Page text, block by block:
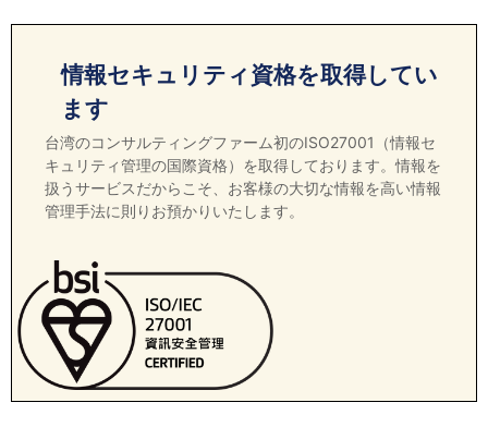
情報セキュリティ資格を取得してい
ます
台湾のコンサルティングファーム初のISO27001（情報セ
キュリティ管理の国際資格）を取得しております。情報を
扱うサービスだからこそ、お客様の大切な情報を高い情報
管理手法に則りお預かりいたします。